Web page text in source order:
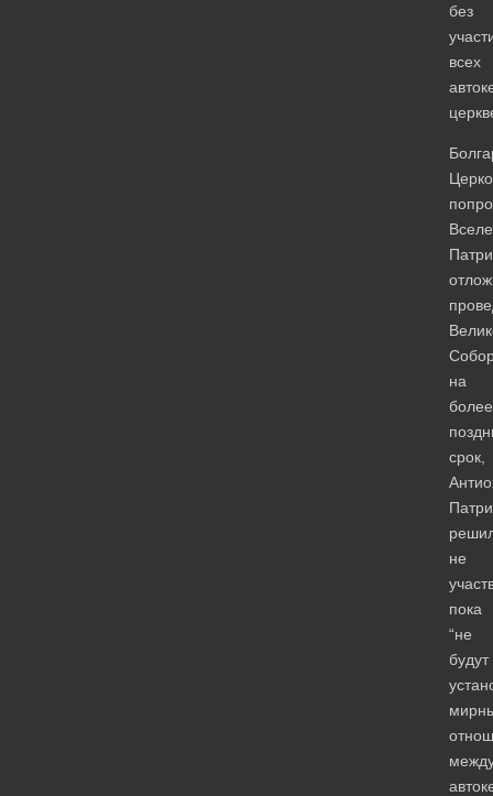
без
всех
на
более
срок,
не
пока
“не
будут